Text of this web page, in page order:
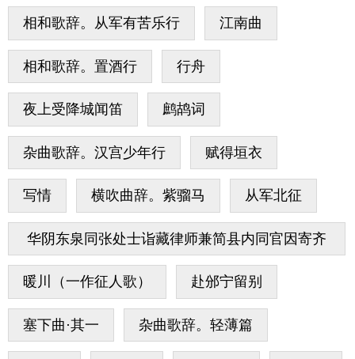
相和歌辞。从军有苦乐行 江南曲
相和歌辞。置酒行 行舟
夜上受降城闻笛 鹧鸪词
杂曲歌辞。汉宫少年行 赋得垣衣
写情 横吹曲辞。紫骝马 从军北征
华阴东泉同张处士诣藏律师兼简县内同官因寄齐
中书
暖川（一作征人歌） 赴邠宁留别
塞下曲·其一 杂曲歌辞。轻薄篇